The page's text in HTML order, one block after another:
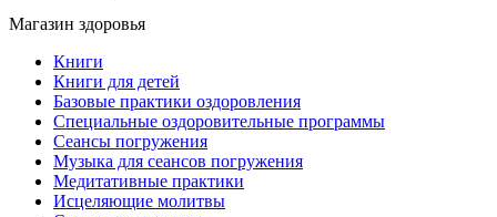
Магазин здоровья
Книги
Книги для детей
Базовые практики оздоровления
Специальные оздоровительные программы
Сеансы погружения
Музыка для сеансов погружения
Медитативные практики
Исцеляющие молитвы